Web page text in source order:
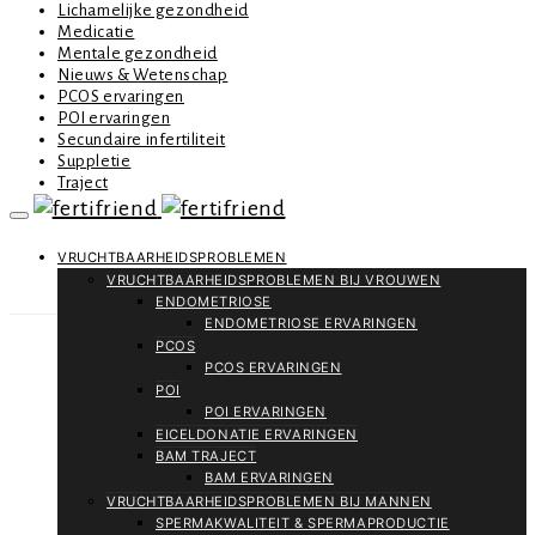
Lichamelijke gezondheid
Medicatie
Mentale gezondheid
Nieuws & Wetenschap
PCOS ervaringen
POI ervaringen
Secundaire infertiliteit
Suppletie
Traject
VRUCHTBAARHEIDSPROBLEMEN
VRUCHTBAARHEIDSPROBLEMEN BIJ VROUWEN
ENDOMETRIOSE
ENDOMETRIOSE ERVARINGEN
PCOS
PCOS ERVARINGEN
POI
POI ERVARINGEN
EICELDONATIE ERVARINGEN
BAM TRAJECT
BAM ERVARINGEN
VRUCHTBAARHEIDSPROBLEMEN BIJ MANNEN
SPERMAKWALITEIT & SPERMAPRODUCTIE